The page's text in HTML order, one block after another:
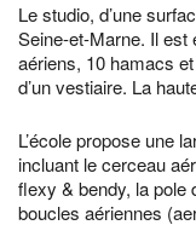
Le studio, d’une
Seine-et-Marne. Il est
aériens, 10 hamacs
d’un vestiaire. La
L’école propose une
incluant le cerceau
flexy & bendy, la pole
boucles aériennes